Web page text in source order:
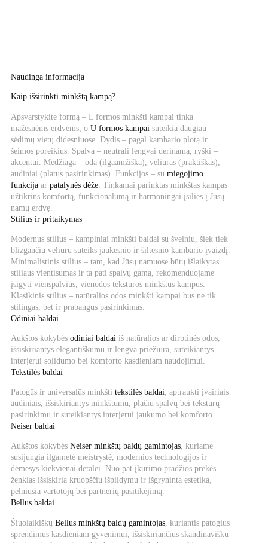
Naudinga informacija
Kaip išsirinkti minkštą kampą?
Apsvarstykite formą – L formos minkšti kampai tinka
mažesnėms erdvėms, o U formos kampai suteikia daugiau
sėdimų vietų didesniuose. Dydis – pagal kambario plotą ir
šeimos poreikius. Spalva – neutrali lengvai derinama, ryški –
akcentui. Medžiaga – oda (ilgaamžiška), veliūras (praktiškas),
audiniai (platus pasirinkimas). Funkcijos – su miegojimo
funkcijaar patalynės dėže. Tinkamai parinktas minkštas kampas
užtikrins komfortą, funkcionalumą ir harmoningai įsilies į Jūsų
namų erdvę.
Stilius ir pritaikymas
Modernus stilius – kampiniai minkšti baldai su švelniu, šiek tiek
blizgančiu veliūru suteiks jaukesnio ir šiltesnio kambario įvaizdį.
Minimalistinis stilius – tam, kad Jūsų namuose būtų išlaikytas
stiliaus vientisumas ir ta pati spalvų gama, rekomenduojame
įsigyti vienspalvius, vienodos tekstūros minkštus kampus.
Klasikinis stilius – natūralios odos minkšti kampai bus ne tik
stilingas, bet ir prabangus pasirinkimas.
Odiniai baldai
Aukštos kokybės odiniai baldai iš natūralios ar dirbtinės odos,
išsiskiriantys elegantiškumu ir lengva priežiūra, suteikiantys
interjerui solidumo bei komforto kasdieniam naudojimui.
Tekstilės baldai
Patogūs ir universalūs minkšti tekstilės baldai, aptraukti įvairiais
audiniais, išsiskiriantys minkštumu, plačiu spalvų bei tekstūrų
pasirinkimu ir suteikiantys interjerui jaukumo bei komforto.
Neiser baldai
Aukštos kokybės Neiser minkštų baldų gamintojas, kuriame
susijungia ilgametė meistrystė, modernios technologijos ir
dėmesys kiekvienai detalei. Nuo pat įkūrimo pradžios prekės
ženklas išsiskiria kruopščiu išpildymu ir išgryninta estetika,
pelniusia vartotojų bei partnerių pasitikėjimą.
Bellus baldai
Šiuolaikiškų Bellus minkštų baldų gamintojas, kuriantis patogius
sprendimus kasdieniam gyvenimui, išsiskiriančius skandinavišku